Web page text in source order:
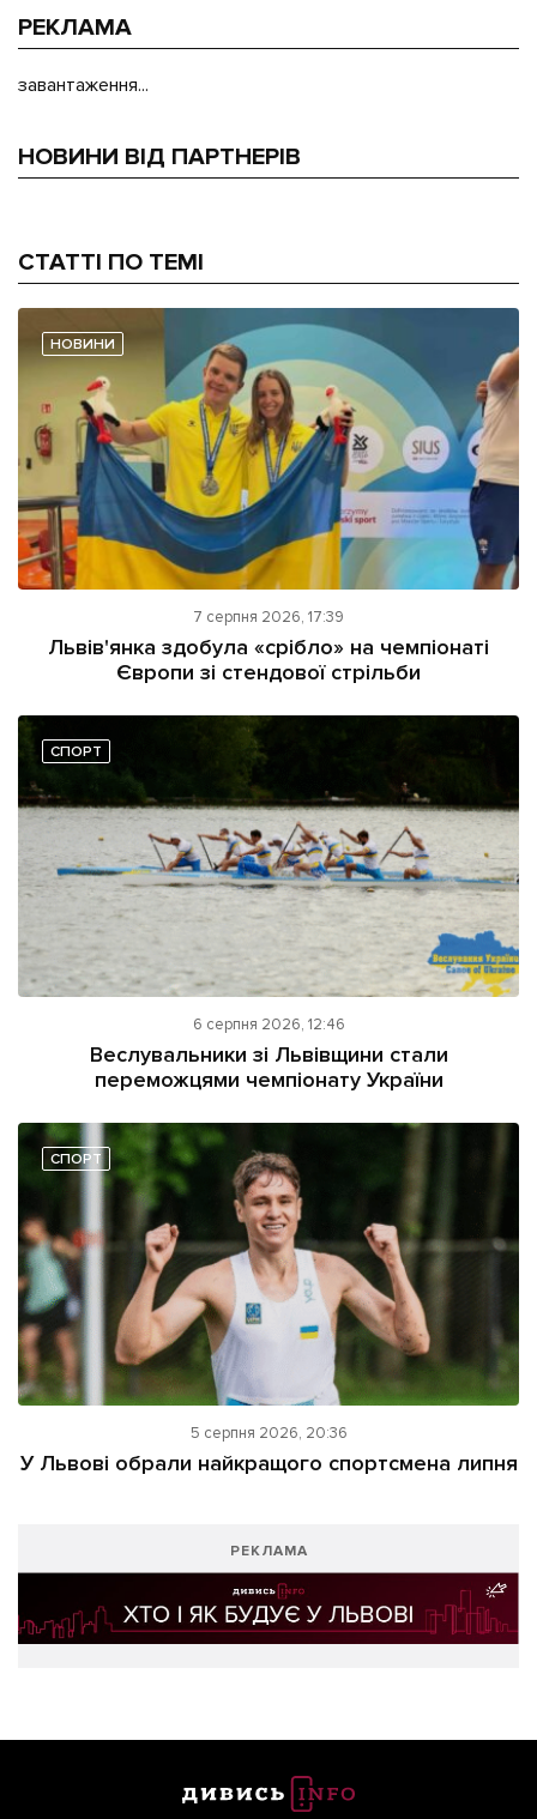
РЕКЛАМА
завантаження...
НОВИНИ ВІД ПАРТНЕРІВ
СТАТТІ ПО ТЕМІ
НОВИНИ
7 серпня 2026, 17:39
Львів'янка здобула «срібло» на чемпіонаті
Європи зі стендової стрільби
СПОРТ
6 серпня 2026, 12:46
Веслувальники зі Львівщини стали
переможцями чемпіонату України
СПОРТ
5 серпня 2026, 20:36
У Львові обрали найкращого спортсмена липня
РЕКЛАМА